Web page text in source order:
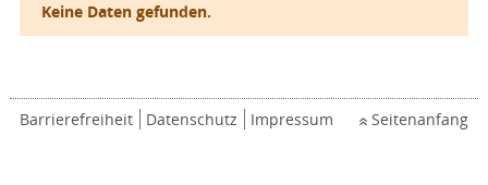
Keine Daten gefunden.
Barrierefreiheit Datenschutz Impressum Seitenanfang